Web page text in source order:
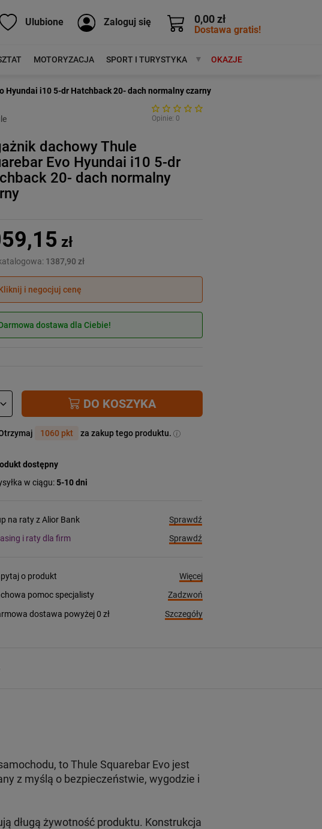
0,00 zł
Dostawa gratis!
Ulubione Zaloguj się
MOTORYZACJA SPORT I TURYSTYKA MARKIOKAZJE
Hyundai i10 5-dr Hatchback 20- dach normalny czarny
Opinie: 0
dachowy Thule
Evo Hyundai i10 5-dr
20- dach normalny
zł
1387,90 zł
i negocjuj cenę
dostawa dla Ciebie!
DO KOSZYKA
1060 pkt za zakup tego produktu.
dostępny
w ciągu:5-10 dni
na raty z Alior Bank
Sprawdź
i raty dla firm
Sprawdź
o produkt
Więcej
pomoc specjalisty
Zadzwoń
dostawa powyżej 0 zł
Szczegóły
to Thule Squarebar Evo jest
z myślą o bezpieczeństwie, wygodzie i
długą żywotność produktu. Konstrukcja